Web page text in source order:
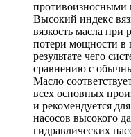
противоизносными
Высокий индекс
вязкость масла при
потери мощности в
результате чего
сравнению с
Масло
всех основных
и рекомендуется
насосов высокого
гидравлических